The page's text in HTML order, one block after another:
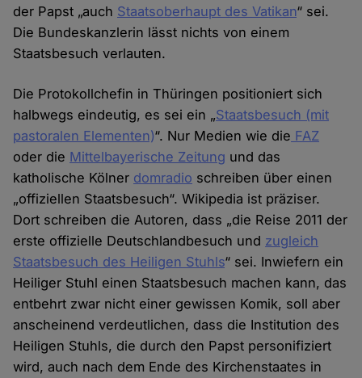
der Papst „auch Staatsoberhaupt des Vatikan“ sei.
Die Bundeskanzlerin lässt nichts von einem
Staatsbesuch verlauten.
Die Protokollchefin in Thüringen positioniert sich
halbwegs eindeutig, es sei ein „Staatsbesuch (mit
pastoralen Elementen)“. Nur Medien wie die FAZ
oder die Mittelbayerische Zeitung und das
katholische Kölner domradio schreiben über einen
„offiziellen Staatsbesuch“. Wikipedia ist präziser.
Dort schreiben die Autoren, dass „die Reise 2011 der
erste offizielle Deutschlandbesuch und zugleich
Staatsbesuch des Heiligen Stuhls“ sei. Inwiefern ein
Heiliger Stuhl einen Staatsbesuch machen kann, das
entbehrt zwar nicht einer gewissen Komik, soll aber
anscheinend verdeutlichen, dass die Institution des
Heiligen Stuhls, die durch den Papst personifiziert
wird, auch nach dem Ende des Kirchenstaates in